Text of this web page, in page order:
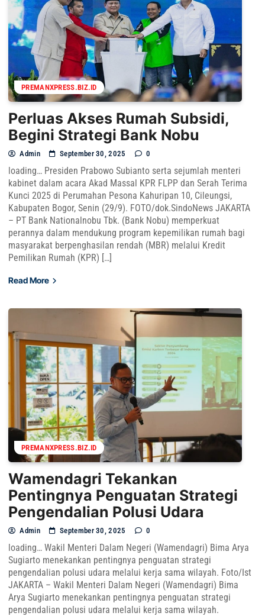
PREMANXPRESS.BIZ.ID
Perluas Akses Rumah Subsidi,
Begini Strategi Bank Nobu
Admin September 30, 2025 0
loading… Presiden Prabowo Subianto serta sejumlah menteri
kabinet dalam acara Akad Massal KPR FLPP dan Serah Terima
Kunci 2025 di Perumahan Pesona Kahuripan 10, Cileungsi,
Kabupaten Bogor, Senin (29/9). FOTO/dok.SindoNews JAKARTA
– PT Bank Nationalnobu Tbk. (Bank Nobu) memperkuat
perannya dalam mendukung program kepemilikan rumah bagi
masyarakat berpenghasilan rendah (MBR) melalui Kredit
Pemilikan Rumah (KPR) […]
Read More
PREMANXPRESS.BIZ.ID
Wamendagri Tekankan
Pentingnya Penguatan Strategi
Pengendalian Polusi Udara
Admin September 30, 2025 0
loading… Wakil Menteri Dalam Negeri (Wamendagri) Bima Arya
Sugiarto menekankan pentingnya penguatan strategi
pengendalian polusi udara melalui kerja sama wilayah. Foto/Ist
JAKARTA – Wakil Menteri Dalam Negeri (Wamendagri) Bima
Arya Sugiarto menekankan pentingnya penguatan strategi
pengendalian polusi udara melalui kerja sama wilayah.